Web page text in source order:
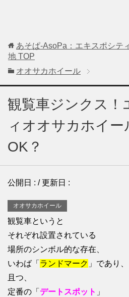
あそぱ-AsoPa：エキスポシテ
地 TOP
オオサカホイール
観覧車ジンクス！
ィオオサカホイ
OK？
公開日 : / 更新日 :
オオサカホイール
観覧車というと
それぞれ設置されている
場所のシンボル的な存在、
いわば「 ランドマーク 」であり、
且つ、
定番の「 デートスポット 」